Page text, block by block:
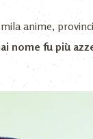
anime,
nome fu più